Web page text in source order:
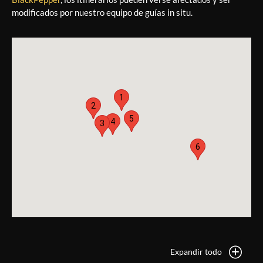
modificados por nuestro equipo de guías in situ.
1
2
3
4 5
6
Expandir todo